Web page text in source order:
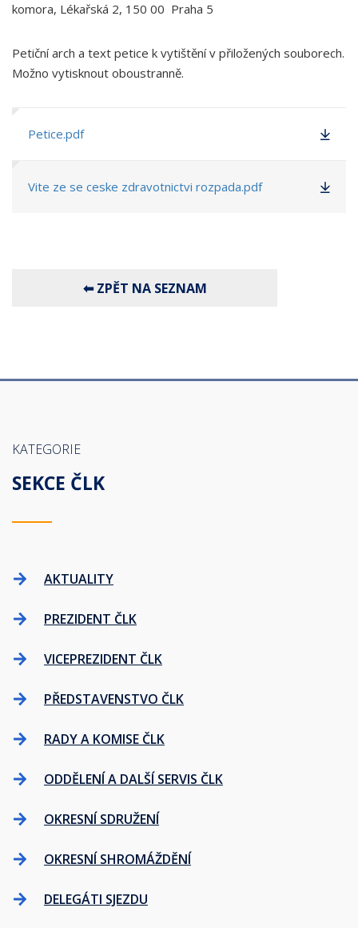
komora, Lékařská 2, 150 00 Praha 5
Petiční arch a text petice k vytištění v přiložených souborech.
Možno vytisknout oboustranně.
Petice.pdf
Vite ze se ceske zdravotnictvi rozpada.pdf
KATEGORIE
SEKCE ČLK
AKTUALITY
PREZIDENT ČLK
VICEPREZIDENT ČLK
PŘEDSTAVENSTVO ČLK
RADY A KOMISE ČLK
ODDĚLENÍ A DALŠÍ SERVIS ČLK
OKRESNÍ SDRUŽENÍ
OKRESNÍ SHROMÁŽDĚNÍ
DELEGÁTI SJEZDU